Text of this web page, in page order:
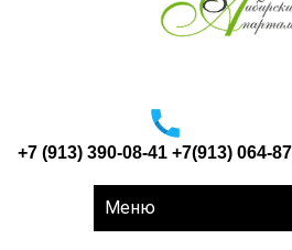
+7 (913) 390-08-41 +7(913) 064-
Меню